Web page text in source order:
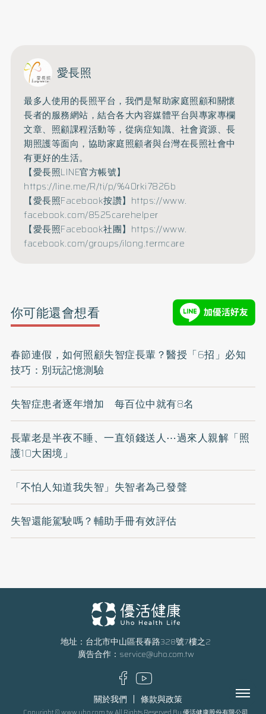
愛長照
最多人使用的長照平台， 我們是幫助家庭照顧和關懷
長者的服務網站，結合各大內容媒體平台與專家專欄
文章、照顧課程活動等， 從病症知識、社會資源、長
期照護等面向， 協助家庭照顧者與台灣在長照社會中
有更好的生活。
【愛長照LINE官方帳號】
https://line.me/R/ti/p/%40rki7826b
【愛長照Facebook按讚】 https://www.
facebook.com/8525carehelper
【愛長照Facebook社團】 https://www.
facebook.com/groups/ilong.termcare
你可能還會想看
春節連假，如何照顧失智症長輩？醫授「6招」必知
技巧：別玩記憶測驗
失智症患者逐年增加 每百位中就有8名
長輩老是半夜不睡、一直領錢送人⋯過來人親解「照
護10大困境」
「不怕人知道我失智」失智者為己發聲
失智還能駕駛嗎？輔助手冊有效評估
地址：台北市中山區長春路328號7樓之2
廣告合作： service@uho.com.tw
關於我們 條款與政策 Menu